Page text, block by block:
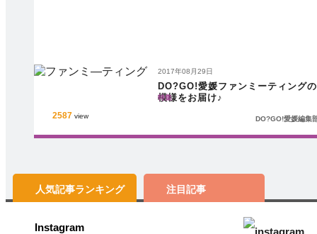
2587 view
2017年08月29日
DO?GO!愛媛ファンミーティングの
模様をお届け♪
特集
DO?GO!愛媛編集
人気記事ランキング 注目記事
Instagram